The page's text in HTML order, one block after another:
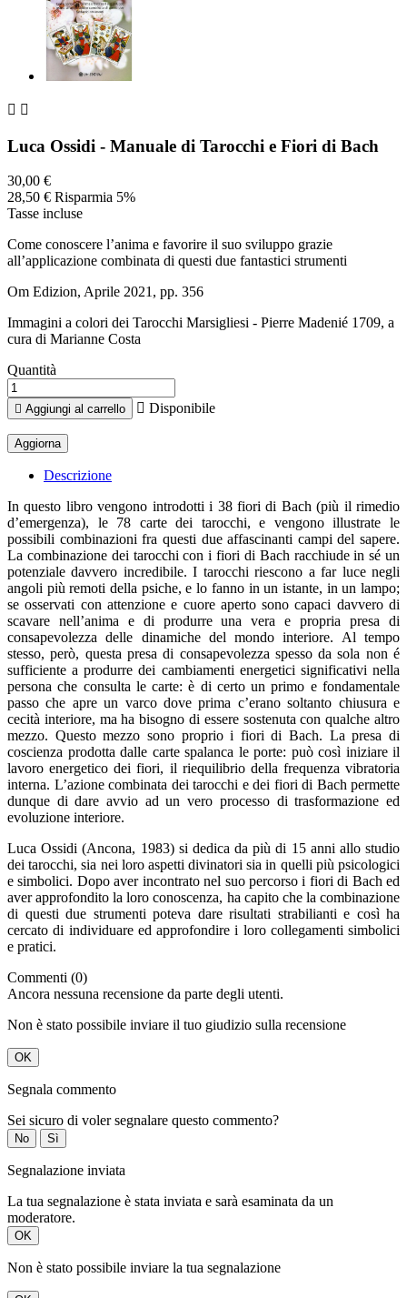
 
Luca Ossidi - Manuale di Tarocchi e Fiori di Bach
30,00 €
28,50 € Risparmia 5%
Tasse incluse
Come conoscere l’anima e favorire il suo sviluppo grazie
all’applicazione combinata di questi due fantastici strumenti
Om Edizion, Aprile 2021, pp. 356
Immagini a colori dei Tarocchi Marsigliesi - Pierre Madenié 1709, a
cura di Marianne Costa
Quantità
 Aggiungi al carrello  Disponibile
Descrizione
In questo libro vengono introdotti i 38 fiori di Bach (più il rimedio
d’emergenza), le 78 carte dei tarocchi, e vengono illustrate le
possibili combinazioni fra questi due affascinanti campi del sapere.
La combinazione dei tarocchi con i fiori di Bach racchiude in sé un
potenziale davvero incredibile. I tarocchi riescono a far luce negli
angoli più remoti della psiche, e lo fanno in un istante, in un lampo;
se osservati con attenzione e cuore aperto sono capaci davvero di
scavare nell’anima e di produrre una vera e propria presa di
consapevolezza delle dinamiche del mondo interiore. Al tempo
stesso, però, questa presa di consapevolezza spesso da sola non é
sufficiente a produrre dei cambiamenti energetici significativi nella
persona che consulta le carte: è di certo un primo e fondamentale
passo che apre un varco dove prima c’erano soltanto chiusura e
cecità interiore, ma ha bisogno di essere sostenuta con qualche altro
mezzo. Questo mezzo sono proprio i fiori di Bach. La presa di
coscienza prodotta dalle carte spalanca le porte: può così iniziare il
lavoro energetico dei fiori, il riequilibrio della frequenza vibratoria
interna. L’azione combinata dei tarocchi e dei fiori di Bach permette
dunque di dare avvio ad un vero processo di trasformazione ed
evoluzione interiore.
Luca Ossidi (Ancona, 1983) si dedica da più di 15 anni allo studio
dei tarocchi, sia nei loro aspetti divinatori sia in quelli più psicologici
e simbolici. Dopo aver incontrato nel suo percorso i fiori di Bach ed
aver approfondito la loro conoscenza, ha capito che la combinazione
di questi due strumenti poteva dare risultati strabilianti e così ha
cercato di individuare ed approfondire i loro collegamenti simbolici
e pratici.
Commenti (0)
Ancora nessuna recensione da parte degli utenti.
Non è stato possibile inviare il tuo giudizio sulla recensione
OK
Segnala commento
Sei sicuro di voler segnalare questo commento?
No Sì
Segnalazione inviata
La tua segnalazione è stata inviata e sarà esaminata da un
moderatore.
OK
Non è stato possibile inviare la tua segnalazione